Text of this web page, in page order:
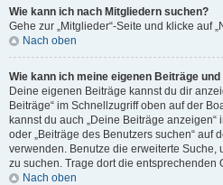
Wie kann ich nach Mitgliedern suchen?
Gehe zur „Mitglieder“-Seite und klicke auf
Nach oben
Wie kann ich meine eigenen Beiträge
Deine eigenen Beiträge kannst du dir
Beiträge“ im Schnellzugriff oben auf der
kannst du auch „Deine Beiträge
oder „Beiträge des Benutzers suchen“ auf
verwenden. Benutze die erweiterte Suche,
zu suchen. Trage dort die entsprechenden
Nach oben